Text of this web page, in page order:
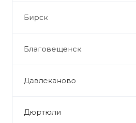
Бирск
Благовещенск
Давлеканово
Дюртюли